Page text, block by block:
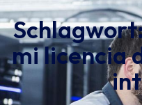
mi licencia